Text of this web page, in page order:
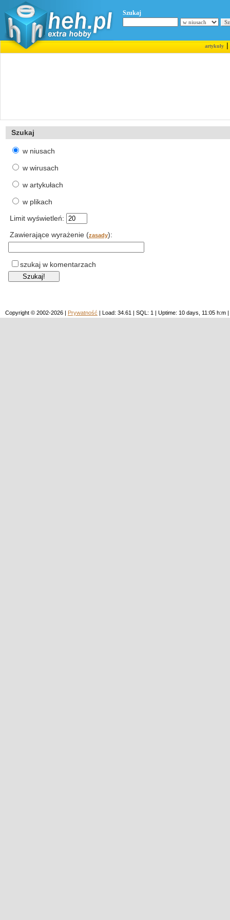
Szukaj
artykuły|
Szukaj
w niusach
w wirusach
w artykułach
w plikach
Limit wyświetleń:
Zawierające wyrażenie (zasady):
szukaj w komentarzach
Copyright © 2002-2026 | Prywatność | Load: 34.61 | SQL: 1 | Uptime: 10 days, 11:05